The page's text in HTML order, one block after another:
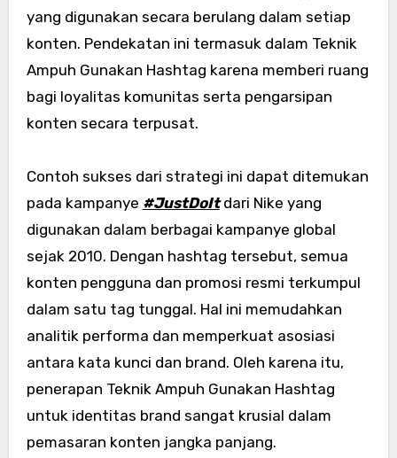
yang digunakan secara berulang dalam setiap
konten. Pendekatan ini termasuk dalam Teknik
Ampuh Gunakan Hashtag karena memberi ruang
bagi loyalitas komunitas serta pengarsipan
konten secara terpusat.
Contoh sukses dari strategi ini dapat ditemukan
pada kampanye #JustDoItdari Nike yang
digunakan dalam berbagai kampanye global
sejak 2010. Dengan hashtag tersebut, semua
konten pengguna dan promosi resmi terkumpul
dalam satu tag tunggal. Hal ini memudahkan
analitik performa dan memperkuat asosiasi
antara kata kunci dan brand. Oleh karena itu,
penerapan Teknik Ampuh Gunakan Hashtag
untuk identitas brand sangat krusial dalam
pemasaran konten jangka panjang.